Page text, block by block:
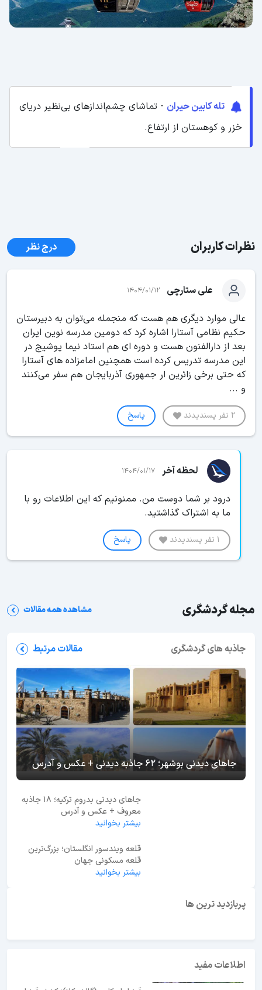
تله کابین حیران - تماشای چشم‌اندازهای بی‌نظیر دریای
خزر و کوهستان از ارتفاع.
نظرات کاربران درج نظر
علی ستارچی 1404/01/12
عالی موارد دیگری هم هست که منجمله می‌توان به دبیرستان
حکیم نظامی آستارا اشاره کرد که دومین مدرسه نوین ایران
بعد از دارالفنون هست و دوره ای هم استاد نیما یوشیج در
این مدرسه تدریس کرده است همچنین امامزاده های آستارا
که حتی برخی زائرین ار جمهوری آذربایجان هم سفر می‌کنند
و ...
2 نفر پسندیدند پاسخ
لحظه آخر 1404/01/17
درود بر شما دوست من. ممنونیم که این اطلاعات رو با
ما به اشتراک گذاشتید.
1 نفر پسندیدند پاسخ
مجله گردشگری مشاهده همه مقالات
جاذبه های گردشگری مقالات مرتبط
جاهای دیدنی بوشهر؛ 62 جاذبه دیدنی + عکس و آدرس
جاهای دیدنی بدروم ترکیه؛ 18 جاذبه
معروف + عکس و آدرس
بیشتر بخوانید
قلعه ویندسور انگلستان؛ بزرگ‌ترین
قلعه مسکونی جهان
بیشتر بخوانید
پربازدید ترین ها
ابوظبی یا دبی؟ راهنمای انتخاب بهترین مقصد سفر در
امارات
اطلاعات مفید